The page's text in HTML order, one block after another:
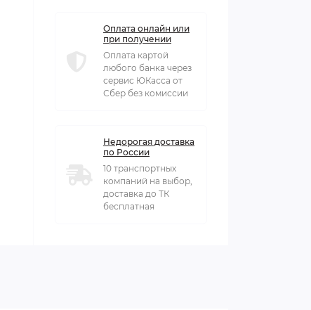
Оплата онлайн или
при получении
Оплата картой
любого банка через
сервис ЮКасса от
Сбер без комиссии
Недорогая доставка
по России
10 транспортных
компаний на выбор,
доставка до ТК
бесплатная